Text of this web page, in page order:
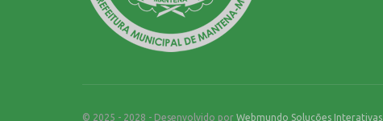
© 2025 - 2028 - Desenvolvido por Webmundo Soluções Interativas